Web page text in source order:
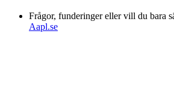
Frågor, funderinger eller vill du bara
Aapl.se